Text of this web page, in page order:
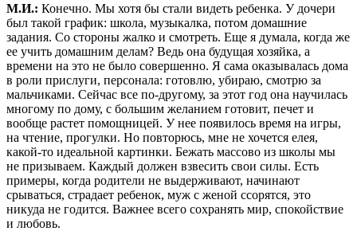
М.И.: Конечно. Мы хотя бы стали видеть ребенка. У дочери
был такой график: школа, музыкалка, потом домашние
задания. Со стороны жалко и смотреть. Еще я думала, когда же
ее учить домашним делам? Ведь она будущая хозяйка, а
времени на это не было совершенно. Я сама оказывалась дома
в роли прислуги, персонала: готовлю, убираю, смотрю за
мальчиками. Сейчас все по-другому, за этот год она научилась
многому по дому, с большим желанием готовит, печет и
вообще растет помощницей. У нее появилось время на игры,
на чтение, прогулки. Но повторюсь, мне не хочется елея,
какой-то идеальной картинки. Бежать массово из школы мы
не призываем. Каждый должен взвесить свои силы. Есть
примеры, когда родители не выдерживают, начинают
срываться, страдает ребенок, муж с женой ссорятся, это
никуда не годится. Важнее всего сохранять мир, спокойствие
и любовь.